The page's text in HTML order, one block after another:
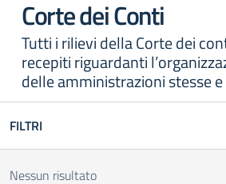
Corte dei Conti
Tutti i rilievi della Corte dei
recepiti riguardanti
delle amministrazioni stesse
FILTRI
Nessun risultato